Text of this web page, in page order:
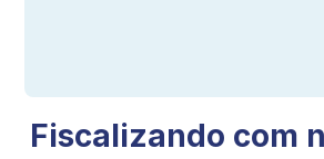
Fiscalizando com